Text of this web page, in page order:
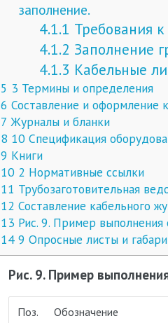
заполнение.
4.1.1 Требования
4.1.2 Заполнение
4.1.3 Кабельные
5 3 Термины и определения
6 Составление и оформление
7 Журналы и бланки
8 10 Спецификация
9 Книги
10 2 Нормативные ссылки
11 Трубозаготовительная
12 Составление кабельного
13 Рис. 9. Пример
14 9 Опросные листы и
Рис. 9. Пример
Поз. Обозначение